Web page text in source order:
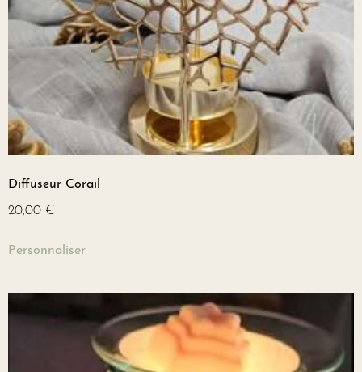
Diffuseur Corail
20,00 €
Personnaliser